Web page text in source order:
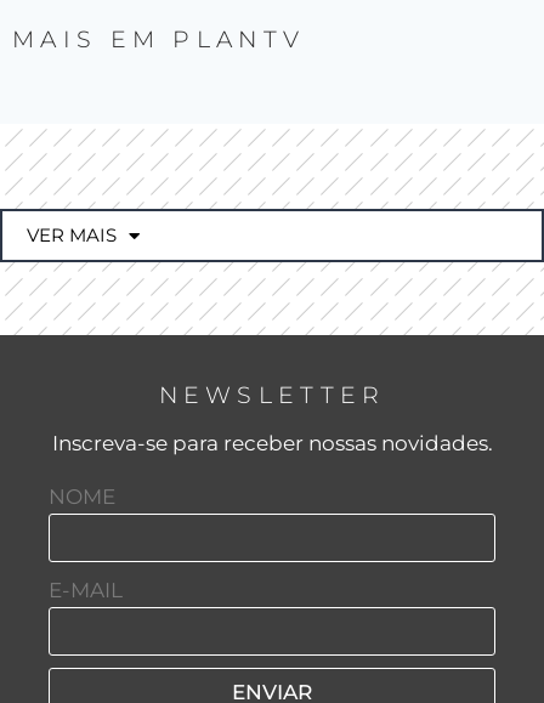
MAIS EM PLANTV
VER MAIS
NEWSLETTER
Inscreva-se para receber nossas novidades.
NOME
E-MAIL
ENVIAR